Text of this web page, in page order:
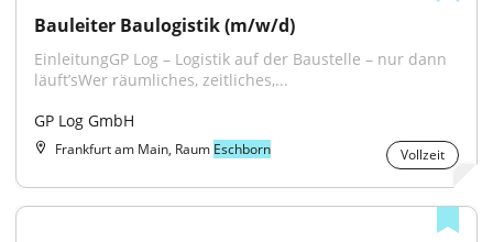
Bauleiter Baulogistik (m/w/d)
EinleitungGP Log – Logistik auf der Baustelle – nur dann
läuft’sWer räumliches, zeitliches,...
GP Log GmbH
Frankfurt am Main, Raum Eschborn Vollzeit